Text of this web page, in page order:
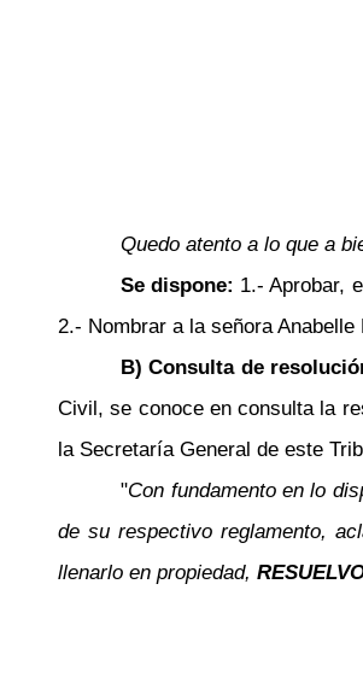
Quedo atento a lo que a
Se dispone: 1.- Aprobar,
2.- Nombrar a la señora
B) Consulta de
Civil, se conoce en consulta la
la Secretaría General de este
"Con fundamento en lo
de su respectivo reglamento,
llenarlo en propiedad,